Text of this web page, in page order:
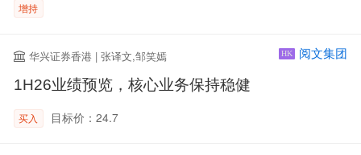
增持
华兴证券香港 | 张译文,邹笑嫣 HK 阅文集团
1H26业绩预览，核心业务保持稳健
买入 目标价：24.7